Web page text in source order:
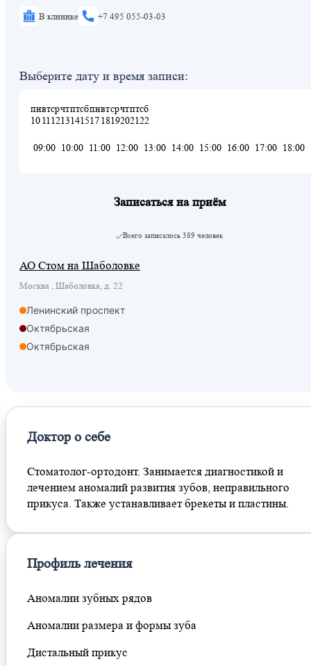
В клинике +7 495 055-03-03
Выберите дату и время записи:
пн
10
вт
11
ср
12
чт
13
пт
14
сб
15
пн
17
вт
18
ср
19
чт
20
пт
21
сб
22
09:00 10:00 11:00 12:00 13:00 14:00 15:00 16:00 17:00 18:00
Записаться на приём
Всего записалось 389 человек
АО Стом на Шаболовке
Москва , Шаболовка, д. 22
Ленинский проспект
Октябрьская
Октябрьская
Доктор о себе
Стоматолог-ортодонт. Занимается диагностикой и
лечением аномалий развития зубов, неправильного
прикуса. Также устанавливает брекеты и пластины.
Профиль лечения
Аномалии зубных рядов
Аномалии размера и формы зуба
Дистальный прикус